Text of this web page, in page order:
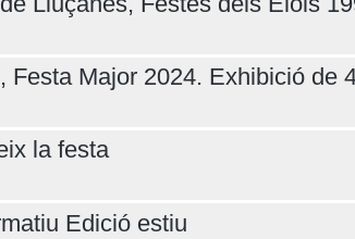
Festa Major 2024. Exhibició de
la festa
Edició estiu